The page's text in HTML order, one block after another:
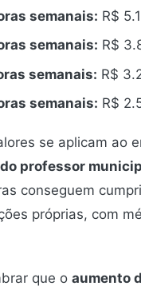
semanais: R$
semanais: R$
semanais: R$
semanais: R$
se aplicam ao
professor
conseguem
próprias, com
que o aumento